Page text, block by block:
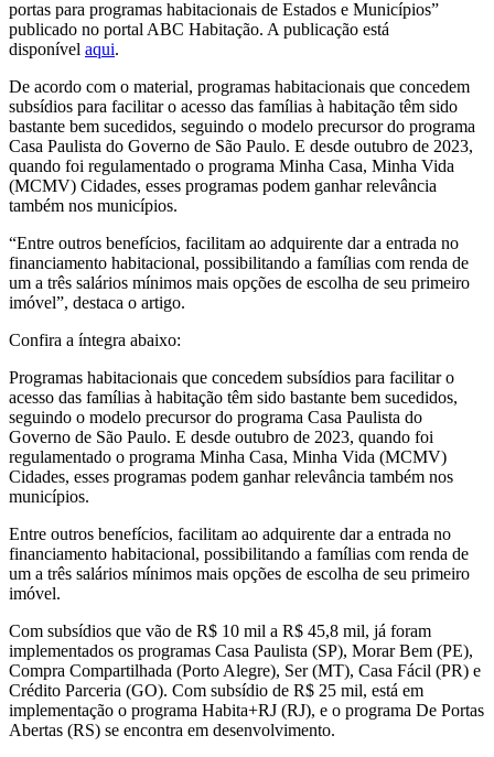
portas para programas habitacionais de Estados e Municípios”
publicado no portal ABC Habitação. A publicação está
disponível aqui.
De acordo com o material, programas habitacionais que concedem
subsídios para facilitar o acesso das famílias à habitação têm sido
bastante bem sucedidos, seguindo o modelo precursor do programa
Casa Paulista do Governo de São Paulo. E desde outubro de 2023,
quando foi regulamentado o programa Minha Casa, Minha Vida
(MCMV) Cidades, esses programas podem ganhar relevância
também nos municípios.
“Entre outros benefícios, facilitam ao adquirente dar a entrada no
financiamento habitacional, possibilitando a famílias com renda de
um a três salários mínimos mais opções de escolha de seu primeiro
imóvel”, destaca o artigo.
Confira a íntegra abaixo:
Programas habitacionais que concedem subsídios para facilitar o
acesso das famílias à habitação têm sido bastante bem sucedidos,
seguindo o modelo precursor do programa Casa Paulista do
Governo de São Paulo. E desde outubro de 2023, quando foi
regulamentado o programa Minha Casa, Minha Vida (MCMV)
Cidades, esses programas podem ganhar relevância também nos
municípios.
Entre outros benefícios, facilitam ao adquirente dar a entrada no
financiamento habitacional, possibilitando a famílias com renda de
um a três salários mínimos mais opções de escolha de seu primeiro
imóvel.
Com subsídios que vão de R$ 10 mil a R$ 45,8 mil, já foram
implementados os programas Casa Paulista (SP), Morar Bem (PE),
Compra Compartilhada (Porto Alegre), Ser (MT), Casa Fácil (PR) e
Crédito Parceria (GO). Com subsídio de R$ 25 mil, está em
implementação o programa Habita+RJ (RJ), e o programa De Portas
Abertas (RS) se encontra em desenvolvimento.